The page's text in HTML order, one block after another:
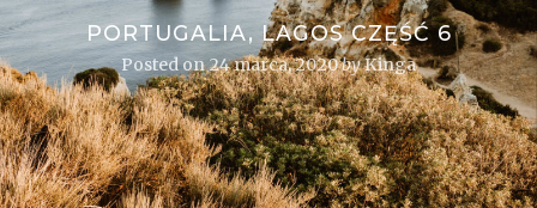
PORTUGALIA, LAGOS CZĘŚĆ 6
Posted on24 marca, 2020byKinga